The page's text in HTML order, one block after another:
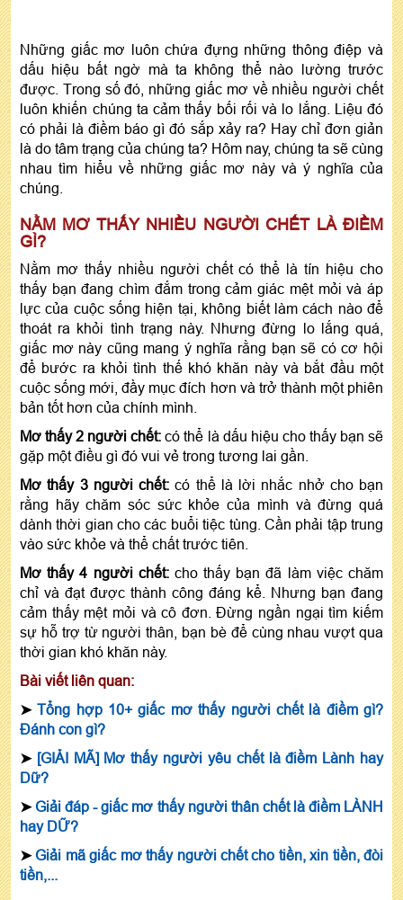
Những giấc mơ luôn chứa đựng những thông điệp và
dấu hiệu bất ngờ mà ta không thể nào lường trước
được. Trong số đó, những giấc mơ về nhiều người chết
luôn khiến chúng ta cảm thấy bối rối và lo lắng. Liệu đó
có phải là điềm báo gì đó sắp xảy ra? Hay chỉ đơn giản
là do tâm trạng của chúng ta? Hôm nay, chúng ta sẽ cùng
nhau tìm hiểu về những giấc mơ này và ý nghĩa của
chúng.
NẰM MƠ THẤY NHIỀU NGƯỜI CHẾT LÀ ĐIỀM
GÌ?
Nằm mơ thấy nhiều người chết có thể là tín hiệu cho
thấy bạn đang chìm đắm trong cảm giác mệt mỏi và áp
lực của cuộc sống hiện tại, không biết làm cách nào để
thoát ra khỏi tình trạng này. Nhưng đừng lo lắng quá,
giấc mơ này cũng mang ý nghĩa rằng bạn sẽ có cơ hội
để bước ra khỏi tình thế khó khăn này và bắt đầu một
cuộc sống mới, đầy mục đích hơn và trở thành một phiên
bản tốt hơn của chính mình.
Mơ thấy 2 người chết:có thể là dấu hiệu cho thấy bạn sẽ
gặp một điều gì đó vui vẻ trong tương lai gần.
Mơ thấy 3 người chết:có thể là lời nhắc nhở cho bạn
rằng hãy chăm sóc sức khỏe của mình và đừng quá
dành thời gian cho các buổi tiệc tùng. Cần phải tập trung
vào sức khỏe và thể chất trước tiên.
Mơ thấy 4 người chết: cho thấy bạn đã làm việc chăm
chỉ và đạt được thành công đáng kể. Nhưng bạn đang
cảm thấy mệt mỏi và cô đơn. Đừng ngần ngại tìm kiếm
sự hỗ trợ từ người thân, bạn bè để cùng nhau vượt qua
thời gian khó khăn này.
Bài viết liên quan:
➤Tổng hợp 10+ giấc mơ thấy người chết là điềm gì?
Đánh con gì?
➤ [GIẢI MÃ] Mơ thấy người yêu chết là điềm Lành hay
Dữ?
➤Giải đáp - giấc mơ thấy người thân chết là điềm LÀNH
hay DỮ?
➤Giải mã giấc mơ thấy người chết cho tiền, xin tiền, đòi
tiền,...